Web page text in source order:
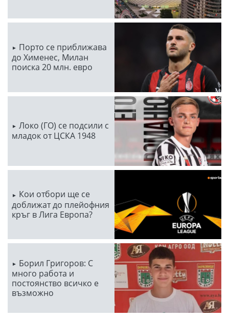
Порто се приближава
до Хименес, Милан
поиска 20 млн. евро
Локо (ГО) се подсили с
младок от ЦСКА 1948
Кои отбори ще се
доближат до плейофния
кръг в Лига Европа?
Борил Григоров: С
много работа и
постоянство всичко е
възможно